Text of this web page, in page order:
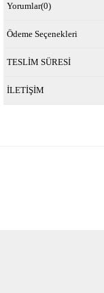
Yorumlar(0)
Ödeme Seçenekleri
TESLİM SÜRESİ
İLETİŞİM